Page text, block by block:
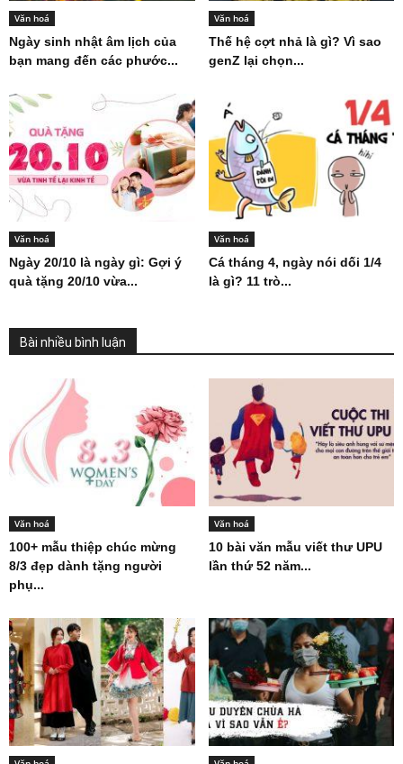
Văn hoá
Ngày sinh nhật âm lịch của
bạn mang đến các phước...
Văn hoá
Thế hệ cợt nhả là gì? Vì sao
genZ lại chọn...
Văn hoá
Ngày 20/10 là ngày gì: Gợi ý
quà tặng 20/10 vừa...
Văn hoá
Cá tháng 4, ngày nói dối 1/4
là gì? 11 trò...
Bài nhiều bình luận
Văn hoá
100+ mẫu thiệp chúc mừng
8/3 đẹp dành tặng người
phụ...
Văn hoá
10 bài văn mẫu viết thư UPU
lần thứ 52 năm...